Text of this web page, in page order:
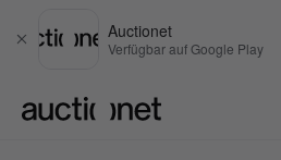
Schließen
Auctionet
Verfügbar auf Google Play